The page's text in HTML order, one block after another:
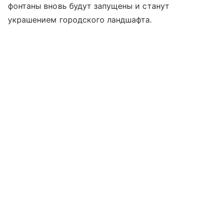
фонтаны вновь будут запущены и станут
украшением городского ландшафта.